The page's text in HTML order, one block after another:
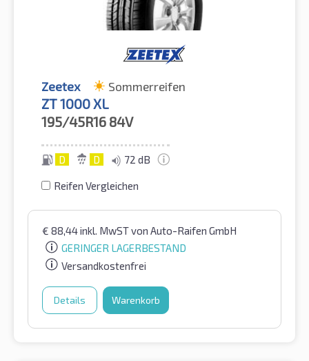
Zeetex Sommerreifen
ZT 1000 XL
195/45R16 84V
D D 72 dB
Reifen Vergleichen
€ 88,44inkl. MwSTvon Auto-Raifen GmbH
GERINGER LAGERBESTAND
Versandkostenfrei
Details Warenkorb